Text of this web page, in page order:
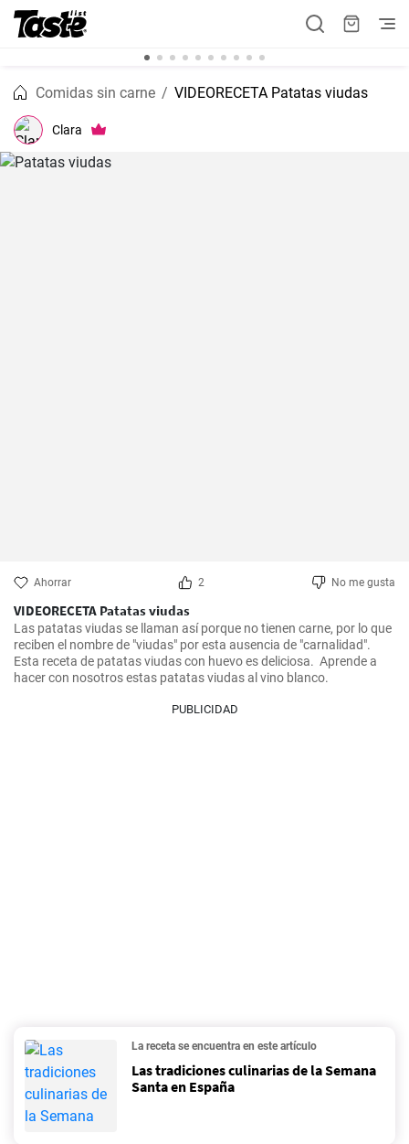
Comidas sin carne VIDEORECETA Patatas viudas
Clara
Ahorrar 2 No me gusta
VIDEORECETA Patatas viudas
Las patatas viudas se llaman así porque no tienen carne, por lo que
reciben el nombre de "viudas" por esta ausencia de "carnalidad".
Esta receta de patatas viudas con huevo es deliciosa.  Aprende a
hacer con nosotros estas patatas viudas al vino blanco.
PUBLICIDAD
La receta se encuentra en este artículo
Las tradiciones culinarias de la Semana
Santa en España